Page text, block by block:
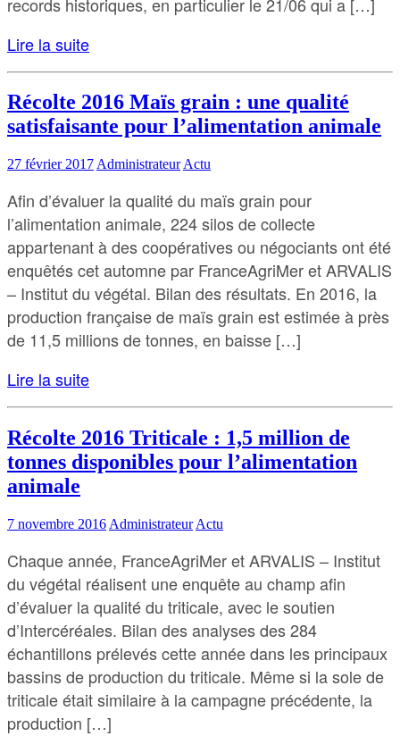
Lire la suite
Récolte 2016 Maïs grain : une qualité
satisfaisante pour l’alimentation animale
27 février 2017 Administrateur Actu
Afin d’évaluer la qualité du maïs grain pour
l’alimentation animale, 224 silos de collecte
appartenant à des coopératives ou négociants ont été
enquêtés cet automne par FranceAgriMer et ARVALIS
– Institut du végétal. Bilan des résultats. En 2016, la
production française de maïs grain est estimée à près
de 11,5 millions de tonnes, en baisse […]
Lire la suite
Récolte 2016 Triticale : 1,5 million de
tonnes disponibles pour l’alimentation
animale
7 novembre 2016 Administrateur Actu
Chaque année, FranceAgriMer et ARVALIS – Institut
du végétal réalisent une enquête au champ afin
d’évaluer la qualité du triticale, avec le soutien
d’Intercéréales. Bilan des analyses des 284
échantillons prélevés cette année dans les principaux
bassins de production du triticale. Même si la sole de
triticale était similaire à la campagne précédente, la
production […]